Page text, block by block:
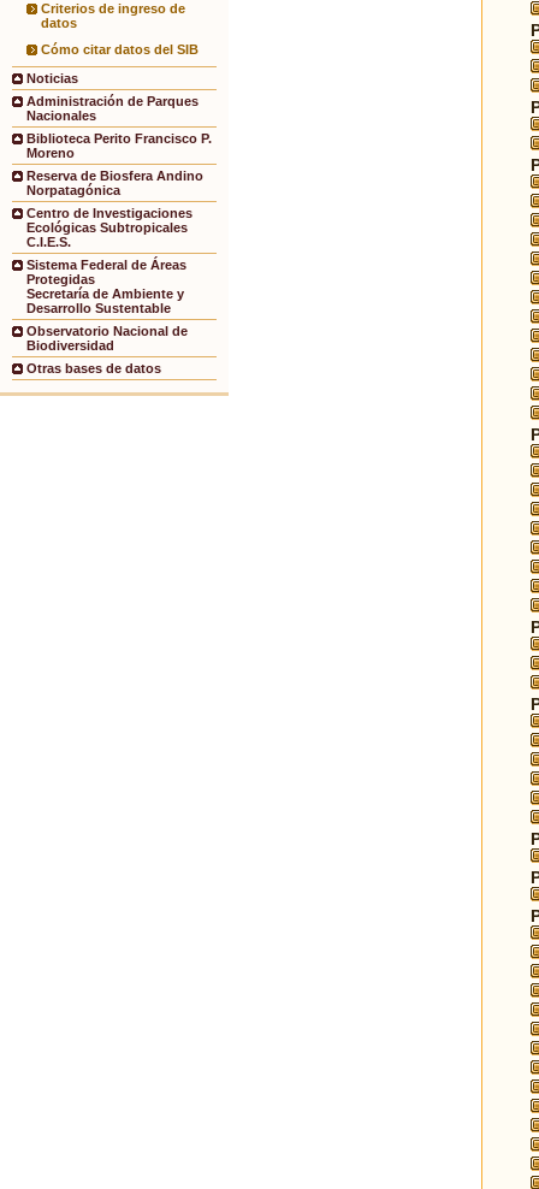
Criterios de ingreso de
datos
Cómo citar datos del SIB
Noticias
Administración de Parques
Nacionales
Biblioteca Perito Francisco P.
Moreno
Reserva de Biosfera Andino
Norpatagónica
Centro de Investigaciones
Ecológicas Subtropicales
C.I.E.S.
Sistema Federal de Áreas
Protegidas
Secretaría de Ambiente y
Desarrollo Sustentable
Observatorio Nacional de
Biodiversidad
Otras bases de datos